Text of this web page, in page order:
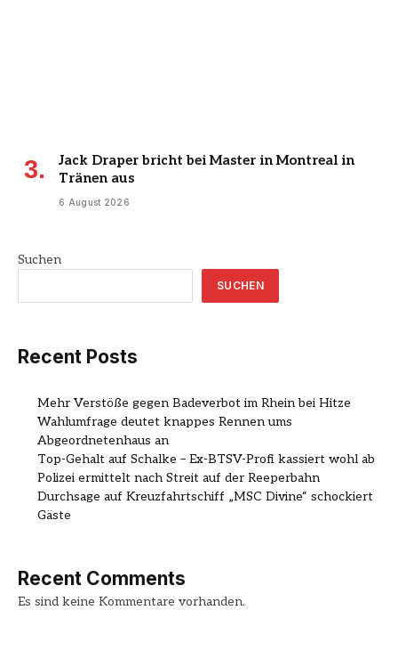
Jack Draper bricht bei Master in Montreal in
Tränen aus
6 August 2026
Suchen
SUCHEN
Recent Posts
Mehr Verstöße gegen Badeverbot im Rhein bei Hitze
Wahlumfrage deutet knappes Rennen ums
Abgeordnetenhaus an
Top-Gehalt auf Schalke – Ex-BTSV-Profi kassiert wohl ab
Polizei ermittelt nach Streit auf der Reeperbahn
Durchsage auf Kreuzfahrtschiff „MSC Divine“ schockiert
Gäste
Recent Comments
Es sind keine Kommentare vorhanden.